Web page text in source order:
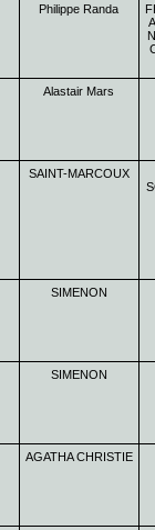
Philippe Randa
Alastair Mars
SAINT-MARCOUX
SIMENON
SIMENON
AGATHA CHRISTIE